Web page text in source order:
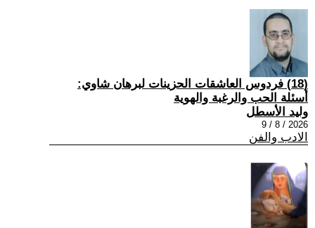
(18) فردوس العاشقات الحزينات لبرهان شاوي:
أسئلة الحب والرغبة والهوية
وليد الأسطل
2026 / 8 / 9
الادب والفن